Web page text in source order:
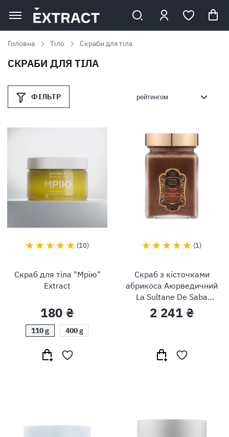
Головна Тiло Скраби для тiла
СКРАБИ ДЛЯ ТIЛА
10
Скраб для тіла "Мрію"
Extract
180 ₴
110 g 400 g
1
Скраб з кісточками
абрикоса Аюрведичний
La Sultane De Saba
Gommage Ayurvedique
2 241 ₴
ФІЛЬТР